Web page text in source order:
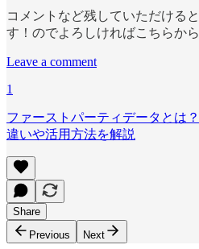
コメントなど残していただける
す！のでよろしければこちらか
Leave a comment
1
ファーストパーティデータとは
違いや活用方法を解説
Share
Previous
Next